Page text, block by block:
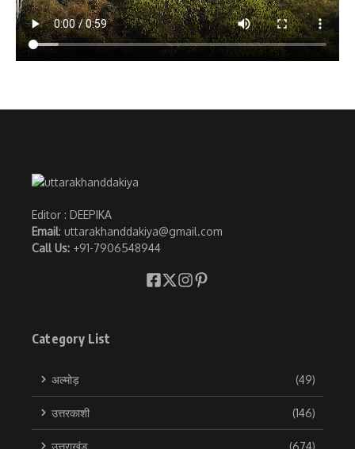
Editor : DEEPIKA
Email: uttarakhanddakiya@gmail.com
Call Us: +91-7906548944
Category List
अल्मोड़ (49)
उत्तरकाशी (146)
उत्तराखंड (674)